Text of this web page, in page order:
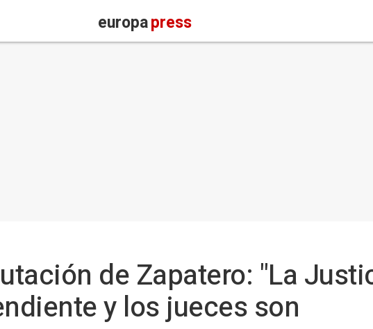
europapress
de Zapatero: "La
y los jueces son